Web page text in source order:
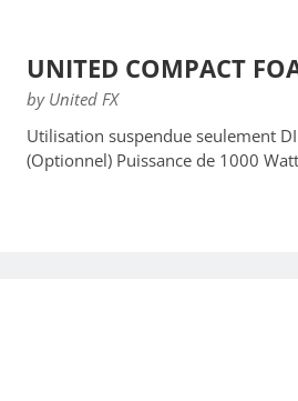
UNITED COMPACT
by United FX
Utilisation suspendue seulement
(Optionnel) Puissance de 1000 Watt